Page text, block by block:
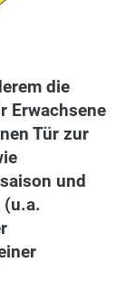
die
Erwachsene
Tür zur
und
(u.a.